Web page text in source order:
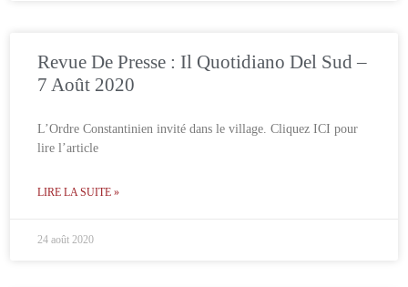
Revue De Presse : Il Quotidiano Del Sud –
7 Août 2020
L’Ordre Constantinien invité dans le village. Cliquez ICI pour
lire l’article
LIRE LA SUITE »
24 août 2020